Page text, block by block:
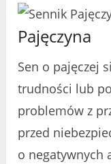
Pajęczyna
Sen o pajęczej
trudności lub
problemów z
przed
o negatywnych